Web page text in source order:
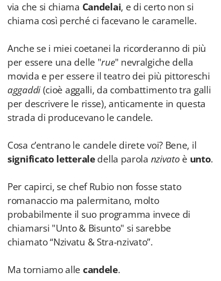
via che si chiama Candelai, e di certo non si
chiama così perché ci facevano le caramelle.
Anche se i miei coetanei la ricorderanno di più
per essere una delle "rue" nevralgiche della
movida e per essere il teatro dei più pittoreschi
aggaddi(cioè aggalli, da combattimento tra galli
per descrivere le risse), anticamente in questa
strada di producevano le candele.
Cosa c’entrano le candele direte voi? Bene, il
significato letteraledella parola nzivato è unto.
Per capirci, se chef Rubio non fosse stato
romanaccio ma palermitano, molto
probabilmente il suo programma invece di
chiamarsi "Unto & Bisunto" si sarebbe
chiamato “Nzivatu & Stra-nzivato”.
Ma torniamo alle candele.